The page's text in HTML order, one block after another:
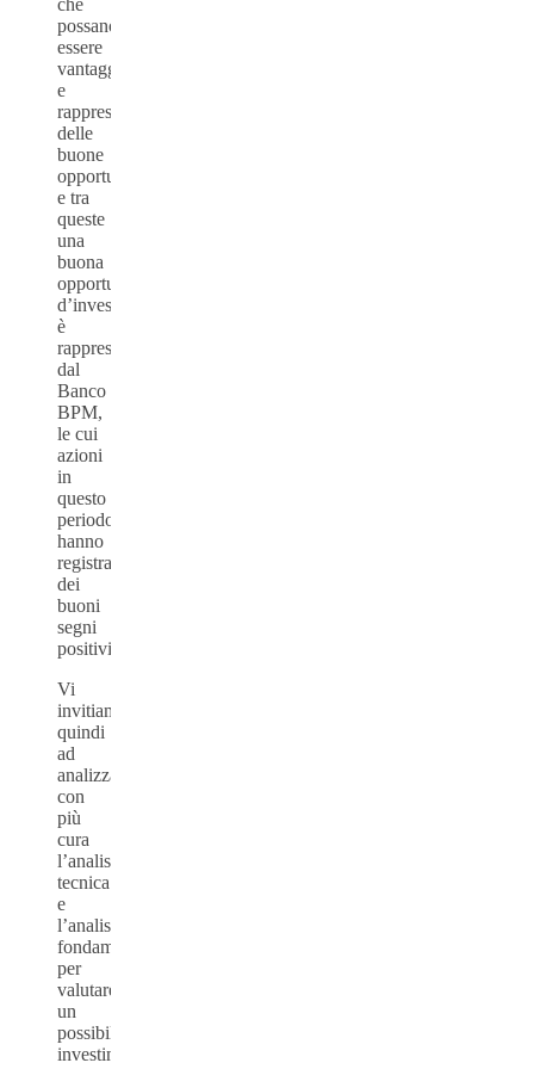
possano
essere
vantaggiose
e
rappresentare
delle
buone
opportunità,
e tra
queste
una
buona
opportunità
d’investimento
è
rappresentata
dal
Banco
BPM,
le cui
azioni
in
questo
periodo
hanno
registrato
dei
buoni
segni
positivi.
Vi
invitiamo
quindi
ad
analizzare
con
più
cura
l’analisi
tecnica
e
l’analisi
fondamentale
per
valutare
un
possibile
investimento